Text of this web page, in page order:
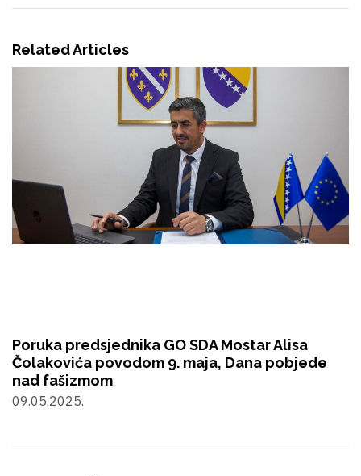
Related Articles
Poruka predsjednika GO SDA Mostar Alisa
Čolakovića povodom 9. maja, Dana pobjede
nad fašizmom
09.05.2025.